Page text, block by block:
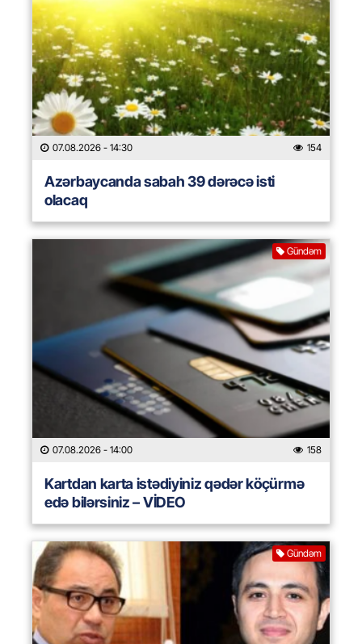
07.08.2026 - 14:30 154
Azərbaycanda sabah 39 dərəcə isti
olacaq
Gündəm
07.08.2026 - 14:00 158
Kartdan karta istədiyiniz qədər köçürmə
edə bilərsiniz – VİDEO
Gündəm